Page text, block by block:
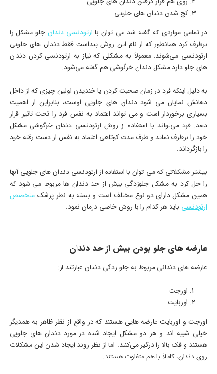
کج شدن دندان های جلویی
در تمامی مواردی که گفته شد می توان باارتودنسی دندان جلو مشکل را
برطرف کرد همانطور که از نام این روش پیداست فقط دندان های جلویی
ارتودنسی می‌شوند. معمولاً به مشکلی که نیاز به ارتودنسی کردن دندان
های جلو دارد مشکل دندان خرگوشی هم گفته می‌شود.
به دلیل اینکه فرد در زمان صحبت کردن یا خندیدن اولین چیزی که از داخل
دهانش نمایان می شود دندان های جلویی اوست، بنابراین از اهمیت
بسیاری برخوردار است و می تواند اعتماد به نفس فرد را تحت تاثیر قرار
دهد. فرد می‌تواند با استفاده از روش ارتودنسی دندان خرگوشی مشکل
خود را برطرف نماید و ظرف مدت کوتاهی اعتماد به نفس از دست رفته خود
را بازگرداند.
بیشتر مشکلاتی که می توان با استفاده از ارتودنسی دندان های جلویی آنها
را حل کرد به مشکل جلوزدگی بیش از حد دندان ها مربوط می شود که
همین مشکل دارای دو نوع مختلف است و بسته به نظر پزشک متخصص
ارتودنسی باید هر کدام را با روش خاصی درمان نمود.
عارضه های جلو بودن بیش از حد دندان
عارضه های دندانی مربوط به جلو زدگی دندان عبارتند از:
اورجت
اوربایت
اورجت و اوربایت عارضه هایی هستند که در واقع از نظر ظاهر به همدیگر
خیلی شبیه اند و هر دو مشکل ایجاد شده در مورد دندان های جلویی
هستند و فک بالا را درگیر می‌کنند. اما از نظر روند ایجاد شدن این مشکلات
روی دندان، کاملاً با هم متفاوت هستند.